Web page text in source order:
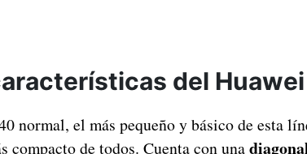
del
normal, el más pequeño y básico de esta
compacto de todos. Cuenta con una